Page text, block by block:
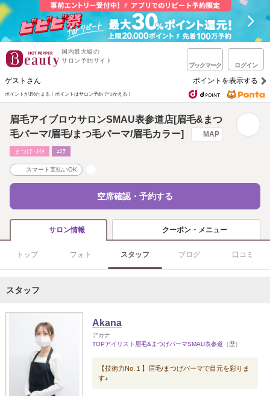
国内最大級の
サロン予約サイト
ブックマーク ログイン
ゲストさん ポイントを表示する
ポイントが1%たまる！ ポイントはサロン予約でつかえる！
眉毛アイブロウサロンSMAU表参道店[眉毛&まつ
毛パーマ/眉毛/まつ毛パーマ/眉毛カラー]
MAP
まつげ･ﾒｲｸ ｴｽﾃ
スマート支払いOK
空席確認・予約する
サロン情報 クーポン・メニュー
トップ フォト スタッフ ブログ 口コミ
スタッフ
Akana
アカナ
TOPアイリスト眉毛&まつげパーマSMAU表参道 （歴）
【技術力No.１】眉毛/まつげパーマで目元を彩りま
す♪